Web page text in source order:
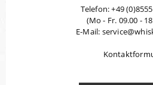
Telefon: +49
(Mo - Fr. 09.00 -
E-Mail: